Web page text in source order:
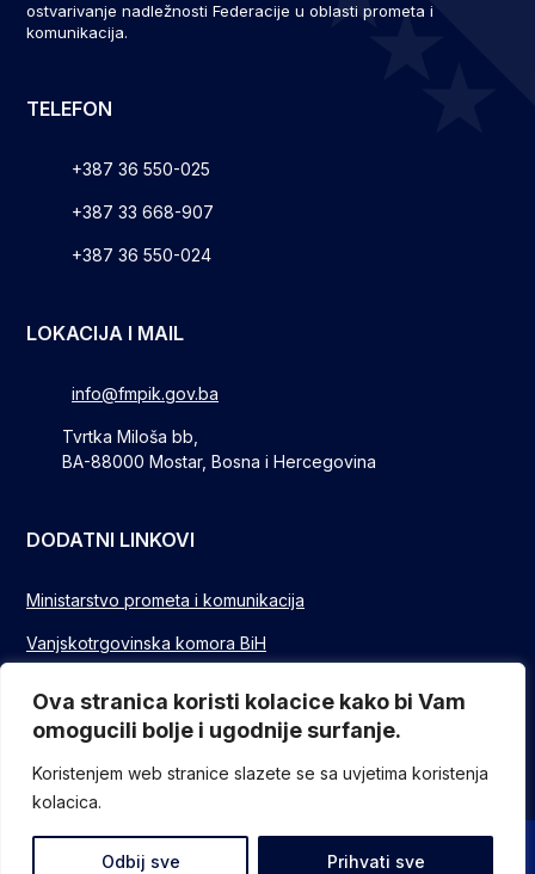
Ova stranica koristi kolacice kako bi Vam
omogucili bolje i ugodnije surfanje.
Koristenjem web stranice slazete se sa uvjetima koristenja
kolacica.
Odbij sve Prihvati sve
ostvarivanje nadležnosti Federacije u oblasti prometa i
komunikacija.
TELEFON
+387 36 550-025
+387 33 668-907
+387 36 550-024
LOKACIJA I MAIL
info@fmpik.gov.ba
Tvrtka Miloša bb,
BA-88000 Mostar, Bosna i Hercegovina
DODATNI LINKOVI
Ministarstvo prometa i komunikacija
Vanjskotrgovinska komora BiH
FUZIP Sarajevo
© Sva prava pridržana - Federalno ministarstvo komunikacija i